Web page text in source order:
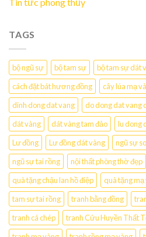
Tin tức phong thủy
TAGS
bộ ngũ sự bộ tam sự bộ tam sự dát
cách đặt bát hương đồng
cây lúa mạ
dinh dong dat vang
do dong dat vang
dát vàng
dát vàng tam đảo lu dong
Lư đồng
Lư đồng dát vàng ngũ sự
ngũ sự tai rồng
nội thất phòng thờ đẹp
quà tặng chậu lan hồ điệp
quà tặng mạ
tam sự tai rồng
tranh bằng đồng
tranh cá chép
tranh Cửu Huyền Thất